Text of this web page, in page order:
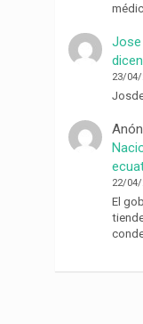
Jose
23/04/
22/04/
El